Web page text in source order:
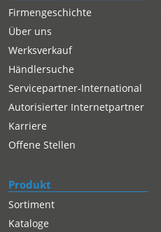
Firmengeschichte
Über uns
Werksverkauf
Händlersuche
Servicepartner-International
Autorisierter Internetpartner
Karriere
Offene Stellen
Produkt
Sortiment
Kataloge